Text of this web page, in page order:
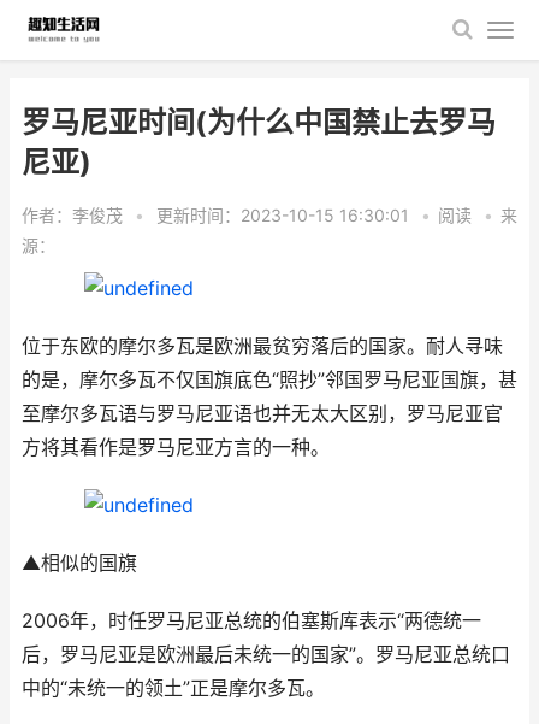
罗马尼亚时间(为什么中国禁止去罗马
尼亚)
作者：李俊茂 • 更新时间：2023-10-15 16:30:01 • 阅读 • 来
源：
位于东欧的摩尔多瓦是欧洲最贫穷落后的国家。耐人寻味
的是，摩尔多瓦不仅国旗底色“照抄”邻国罗马尼亚国旗，甚
至摩尔多瓦语与罗马尼亚语也并无太大区别，罗马尼亚官
方将其看作是罗马尼亚方言的一种。
▲相似的国旗
2006年，时任罗马尼亚总统的伯塞斯库表示“两德统一
后，罗马尼亚是欧洲最后未统一的国家”。罗马尼亚总统口
中的“未统一的领土”正是摩尔多瓦。